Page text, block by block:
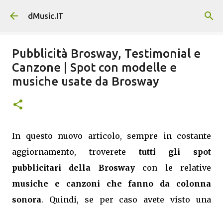
Passa ai contenuti principali
dMusic.IT
Pubblicità Brosway, Testimonial e
Canzone | Spot con modelle e
musiche usate da Brosway
In questo nuovo articolo, sempre in costante
aggiornamento, troverete tutti gli spot
pubblicitari della Broswaycon le relative
musiche e canzoni che fanno da colonna
sonora. Quindi, se per caso avete visto una